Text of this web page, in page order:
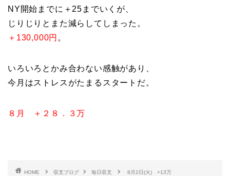
NY開始までに＋25までいくが、
じりじりとまた減らしてしまった。
＋130,000円 。
いろいろとかみ合わない感触があり、
今月はストレスがたまるスタートだ。
８月 ＋２８．３万
HOME 収支ブログ 毎日収支 8月2日(火) +13万